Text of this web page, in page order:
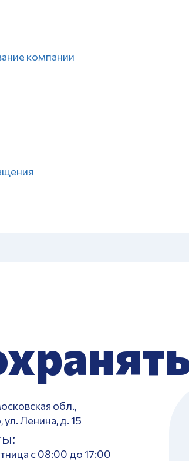
обл.,
Ленина, д. 15
с 08:00 до 17:00